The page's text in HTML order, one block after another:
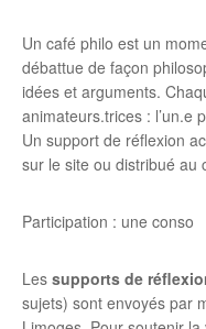
Un café philo est un
débattue de façon
idées et arguments.
animateurs.trices : l’un.e
Un support de réflexion
sur le site ou distribué au
Participation : une conso
Les supports de
sujets) sont envoyés par